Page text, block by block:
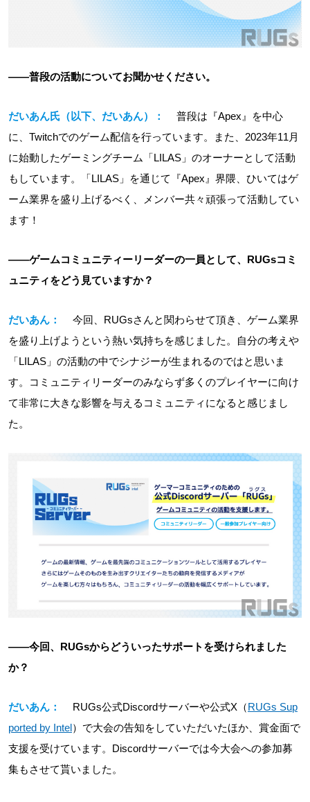
――普段の活動についてお聞かせください。
だいあん氏（以下、だいあん）：
普段は『Apex』を中心
に、Twitchでのゲーム配信を行っています。また、2023年11月
に始動したゲーミングチーム「LILAS」のオーナーとして活動
もしています。「LILAS」を通じて『Apex』界隈、ひいてはゲ
ーム業界を盛り上げるべく、メンバー共々頑張って活動してい
ます！
――ゲームコミュニティーリーダーの一員として、RUGsコミ
ュニティをどう見ていますか？
だいあん：
今回、RUGsさんと関わらせて頂き、ゲーム業界
を盛り上げようという熱い気持ちを感じました。自分の考えや
「LILAS」の活動の中でシナジーが生まれるのではと思いま
す。コミュニティリーダーのみならず多くのプレイヤーに向け
て非常に大きな影響を与えるコミュニティになると感じまし
た。
――今回、RUGsからどういったサポートを受けられました
か？
だいあん： RUGs公式Discordサーバーや公式X（RUGs Sup
ported by Intel）で大会の告知をしていただいたほか、賞金面で
支援を受けています。Discordサーバーでは今大会への参加募
集もさせて貰いました。